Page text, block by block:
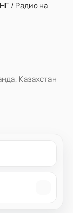
/ Радио на
Казахстан